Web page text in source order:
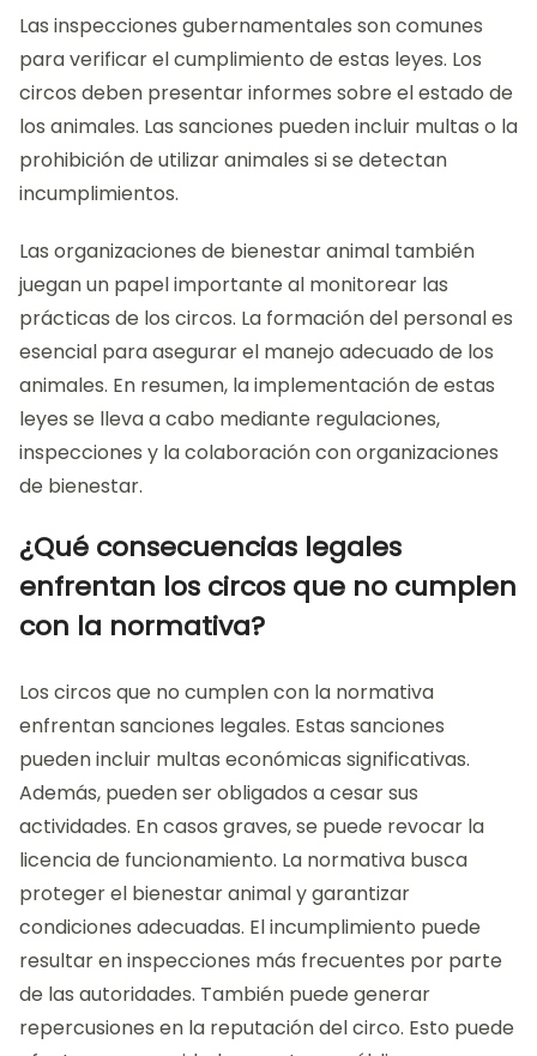
Las inspecciones gubernamentales son comunes
para verificar el cumplimiento de estas leyes. Los
circos deben presentar informes sobre el estado de
los animales. Las sanciones pueden incluir multas o la
prohibición de utilizar animales si se detectan
incumplimientos.
Las organizaciones de bienestar animal también
juegan un papel importante al monitorear las
prácticas de los circos. La formación del personal es
esencial para asegurar el manejo adecuado de los
animales. En resumen, la implementación de estas
leyes se lleva a cabo mediante regulaciones,
inspecciones y la colaboración con organizaciones
de bienestar.
¿Qué consecuencias legales
enfrentan los circos que no cumplen
con la normativa?
Los circos que no cumplen con la normativa
enfrentan sanciones legales. Estas sanciones
pueden incluir multas económicas significativas.
Además, pueden ser obligados a cesar sus
actividades. En casos graves, se puede revocar la
licencia de funcionamiento. La normativa busca
proteger el bienestar animal y garantizar
condiciones adecuadas. El incumplimiento puede
resultar en inspecciones más frecuentes por parte
de las autoridades. También puede generar
repercusiones en la reputación del circo. Esto puede